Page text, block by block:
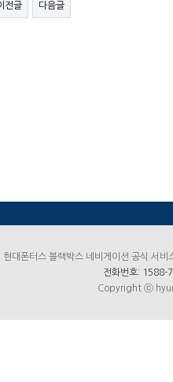
전글 다음글
현대폰터스 블랙박스 네비게이션 공식 서
전화번호:
Copyright ⓒ